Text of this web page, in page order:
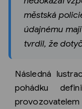
městská
údajnému
tvrdil, že
Následná
pohádku